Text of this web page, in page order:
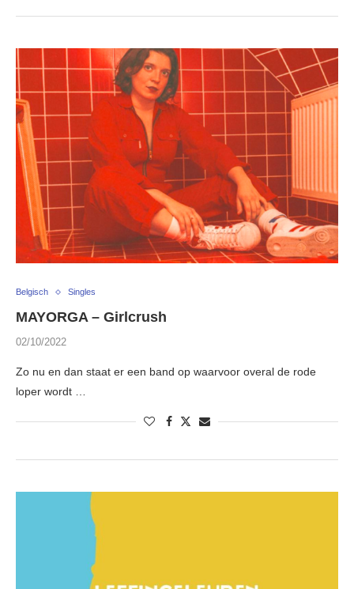
Belgisch Singles
MAYORGA – Girlcrush
02/10/2022
Zo nu en dan staat er een band op waarvoor overal de rode
loper wordt …